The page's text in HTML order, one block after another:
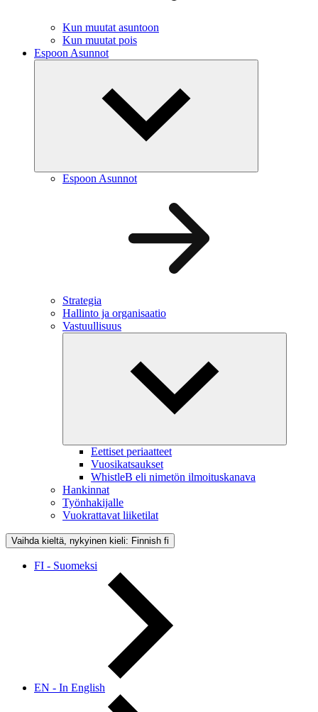
Kun muutat asuntoon
Kun muutat pois
Espoon Asunnot
Espoon Asunnot
Strategia
Hallinto ja organisaatio
Vastuullisuus
Eettiset periaatteet
Vuosikatsaukset
WhistleB eli nimetön ilmoituskanava
Hankinnat
Työnhakijalle
Vuokrattavat liiketilat
Vaihda kieltä, nykyinen kieli: Finnish fi
FI - Suomeksi
EN - In English